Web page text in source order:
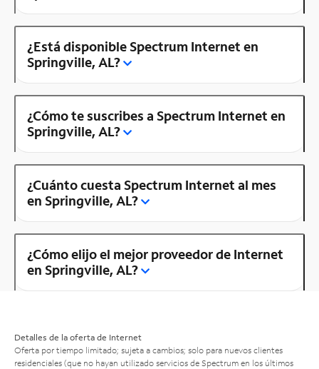
¿Está disponible Spectrum Internet en
Springville, AL?
¿Cómo te suscribes a Spectrum Internet en
Springville, AL?
¿Cuánto cuesta Spectrum Internet al mes
en Springville, AL?
¿Cómo elijo el mejor proveedor de Internet
en Springville, AL?
Detalles de la oferta de Internet
Oferta por tiempo limitado; sujeta a cambios; solo para nuevos clientes
residenciales (que no hayan utilizado servicios de Spectrum en los últimos